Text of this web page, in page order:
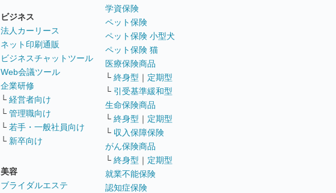
ビジネス
法人カーリース
ネット印刷通販
ビジネスチャットツール
Web会議ツール
企業研修
└ 経営者向け
└ 管理職向け
└ 若手・一般社員向け
└ 新卒向け
美容
ブライダルエステ
学資保険
ペット保険
ペット保険 小型犬
ペット保険 猫
医療保険商品
└ 終身型 ｜ 定期型
└ 引受基準緩和型
生命保険商品
└ 終身型 ｜ 定期型
└ 収入保障保険
がん保険商品
└ 終身型 ｜ 定期型
就業不能保険
認知症保険